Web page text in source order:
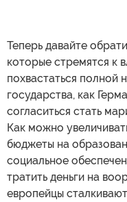
Теперь давайте
которые стремятся к
похвастаться полной
государства, как
согласиться стать
Как можно
бюджеты на
социальное
тратить деньги на
европейцы